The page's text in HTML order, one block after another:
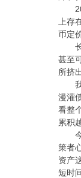
上存
币定
甚至
所挤
漫灌
看整
累积
策者
资产
短时